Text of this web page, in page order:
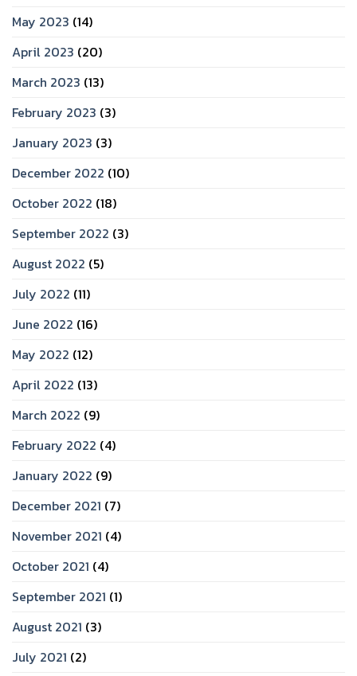
May 2023 (14)
April 2023 (20)
March 2023 (13)
February 2023 (3)
January 2023 (3)
December 2022 (10)
October 2022 (18)
September 2022 (3)
August 2022 (5)
July 2022 (11)
June 2022 (16)
May 2022 (12)
April 2022 (13)
March 2022 (9)
February 2022 (4)
January 2022 (9)
December 2021 (7)
November 2021 (4)
October 2021 (4)
September 2021 (1)
August 2021 (3)
July 2021 (2)